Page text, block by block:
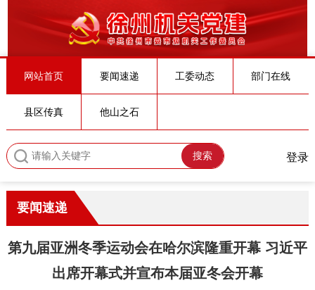
网站首页 要闻速递 工委动态 部门在线
县区传真 他山之石
搜索 登录
要闻速递
第九届亚洲冬季运动会在哈尔滨隆重开幕 习近平
出席开幕式并宣布本届亚冬会开幕